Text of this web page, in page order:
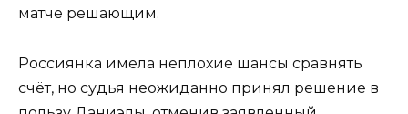
матче решающим.
Россиянка имела неплохие шансы сравнять
счёт, но судья неожиданно принял решение в